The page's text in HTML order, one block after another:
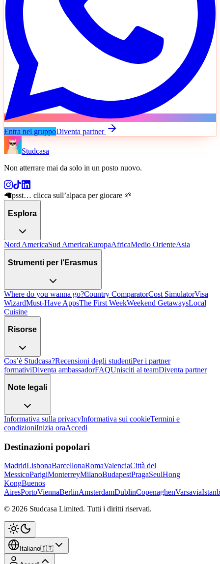
Entra nel gruppoDiventa partner
Studcasa
Non atterrare mai da solo in un posto nuovo.
🦙psst… clicca sull’alpaca per giocare 🌱
Esplora
Nord AmericaSud AmericaEuropaAfricaMedio OrienteAsia
Strumenti per l’Erasmus
Where do you wanna go?Country ComparatorCost SimulatorVisa
WizardMust-Have AppsThe First WeekWeekend GetawaysLocal
Cuisine
Risorse
Cos’è Studcasa?Recensioni degli studentiPer i partner
formativiDiventa ambassadorFAQUnisciti al teamDiventa partner
Note legali
Informativa sulla privacyInformativa sui cookieTermini e
condizioniInizia oraAccedi
Destinazioni popolari
MadridLisbonaBarcellonaRomaValenciaCittà del
MessicoParigiMonterreyMilanoBudapestPragaSeulHong
KongBuenos
AiresPortoViennaBerlinAmsterdamDublinCopenaghenVarsavia
© 2026 Studcasa Limited. Tutti i diritti riservati.
Italiano🇮🇹